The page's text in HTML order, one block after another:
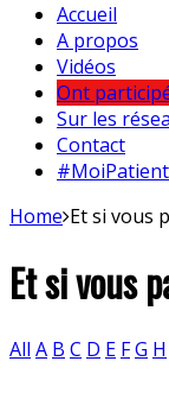
Accueil
A propos
Vidéos
Ont
Sur les
Contact
#MoiPatient
Home Et si vous
Et si vous
All A B C D E FG H